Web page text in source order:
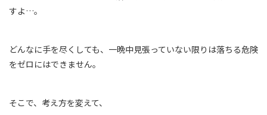
すよ…。
どんなに手を尽くしても、一晩中見張っていない限りは落ちる危険
をゼロにはできません。
そこで、考え方を変えて、